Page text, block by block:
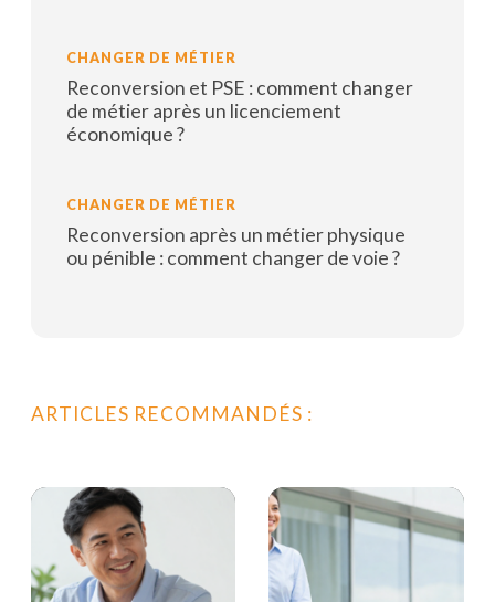
CHANGER DE MÉTIER
Reconversion et PSE : comment changer
de métier après un licenciement
économique ?
CHANGER DE MÉTIER
Reconversion après un métier physique
ou pénible : comment changer de voie ?
ARTICLES RECOMMANDÉS :